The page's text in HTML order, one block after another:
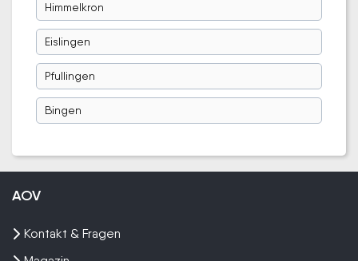
Himmelkron
Eislingen
Pfullingen
Bingen
AOV
Kontakt & Fragen